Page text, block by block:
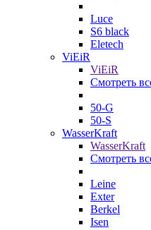
Luce
S6 black
Eletech
ViEiR
ViEiR
Смотреть
50-G
50-S
WasserKraft
WasserKraft
Смотреть
Leine
Exter
Berkel
Isen